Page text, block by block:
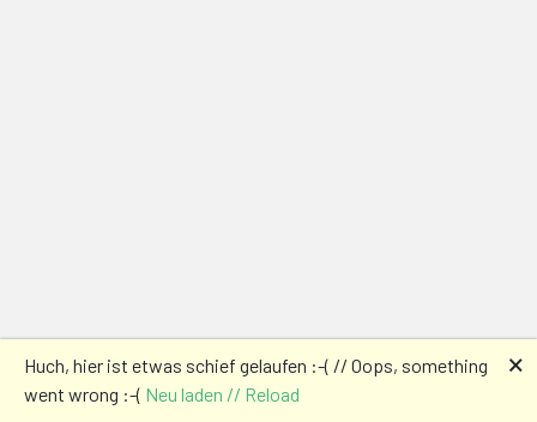
Huch, hier ist etwas schief gelaufen :-( // Oops, something
went wrong :-( Neu laden // Reload
🗙